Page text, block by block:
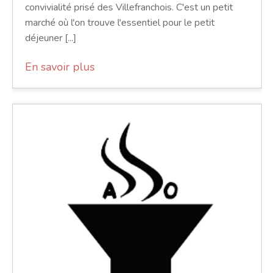
convivialité prisé des Villefranchois. C'est un petit
marché où l'on trouve l'essentiel pour le petit
déjeuner [...]
En savoir plus